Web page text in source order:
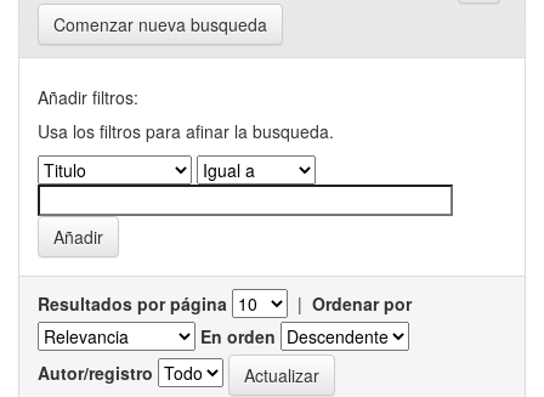
Comenzar nueva busqueda
Añadir filtros:
Usa los filtros para afinar la busqueda.
Resultados por página | Ordenar por
En orden
Autor/registro